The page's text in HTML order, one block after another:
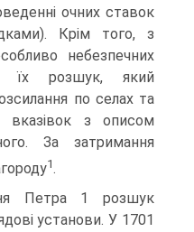
очних ставок
Крім того, з
небезпечних
їх розшук, який
по селах та
вказівок з описом
За затримання
1.
Петра 1 розшук
установи. У 1701